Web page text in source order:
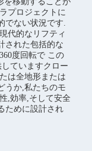
プロジェクトに
でない状況です.
代的なリフティ
された包括的な
度回転で この
ていますクロー
は全地形または
うか,私たちのモ
,効率,そして安全
ために設計され